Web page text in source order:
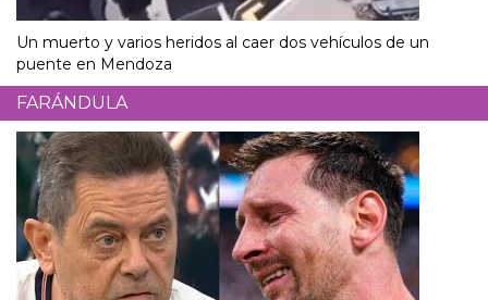
Un muerto y varios heridos al caer dos vehículos de un
puente en Mendoza
FARÁNDULA